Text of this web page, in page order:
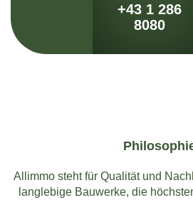
+43 1 286
8080
Allimmo steht für Qualität und
langlebige Bauwerke, die